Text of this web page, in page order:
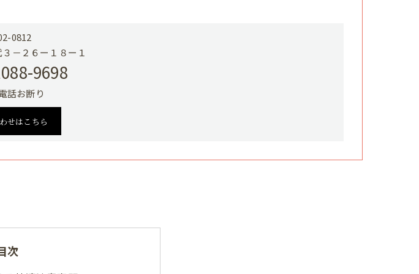
0812
－２６ー１８ー１
9698
話お断り
せはこちら
次